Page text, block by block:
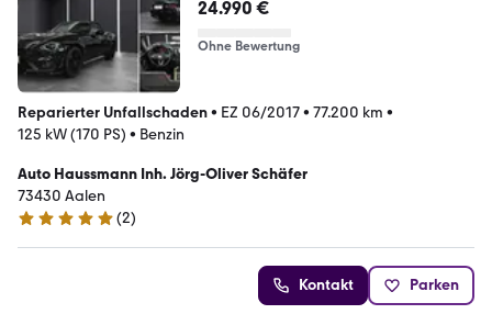
24.990 €
Ohne Bewertung
Reparierter Unfallschaden• EZ 06/2017• 77.200 km •
125 kW (170 PS) • Benzin
Auto Haussmann Inh. Jörg-Oliver Schäfer
73430 Aalen
4.8 Sterne
(2)
Kontakt Parken